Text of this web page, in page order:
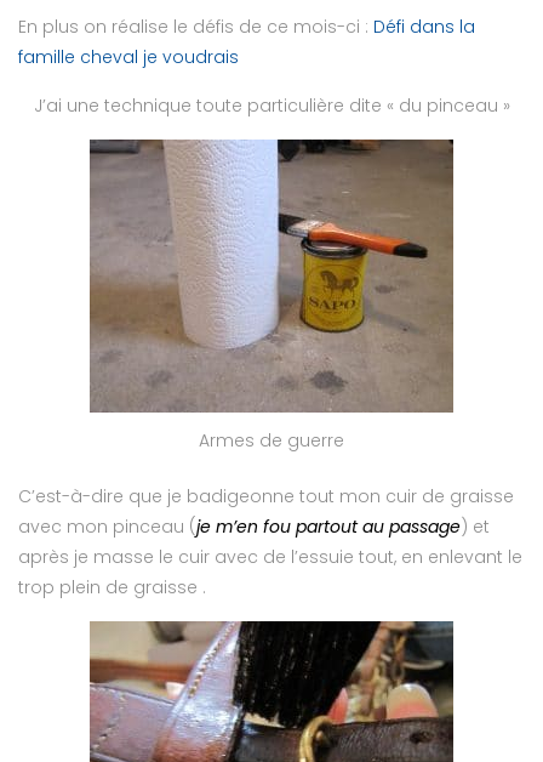
En plus on réalise le défis de ce mois-ci : Défi dans la
famille cheval je voudrais
J’ai une technique toute particulière dite « du pinceau »
Armes de guerre
C’est-à-dire que je badigeonne tout mon cuir de graisse
avec mon pinceau (je m’en fou partout au passage) et
après je masse le cuir avec de l’essuie tout, en enlevant le
trop plein de graisse .